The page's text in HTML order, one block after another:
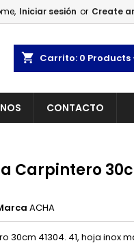
Iniciar sesión or Create
shopping_cart Carrito: 0 Products
CONTACTO
Carpintero
ACHA
30cm 41304. 41, hoja inox